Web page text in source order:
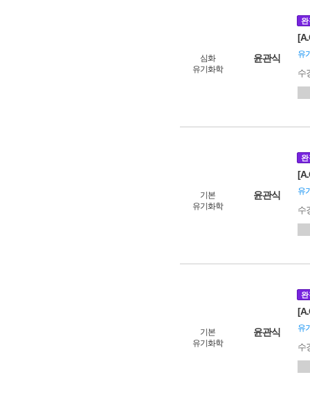
심화
유기화학
윤관식
완
유
수
기본
유기화학
윤관식
완
유
수
기본
유기화학
윤관식
완
유
수